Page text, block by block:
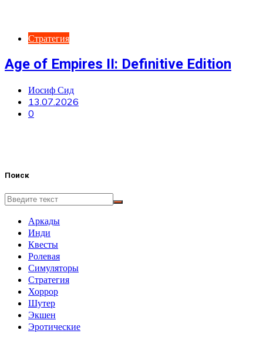
Стратегия
Age of Empires II: Definitive Edition
Иосиф Сид
13.07.2026
0
Поиск
Аркады
Инди
Квесты
Ролевая
Симуляторы
Стратегия
Хоррор
Шутер
Экшен
Эротические